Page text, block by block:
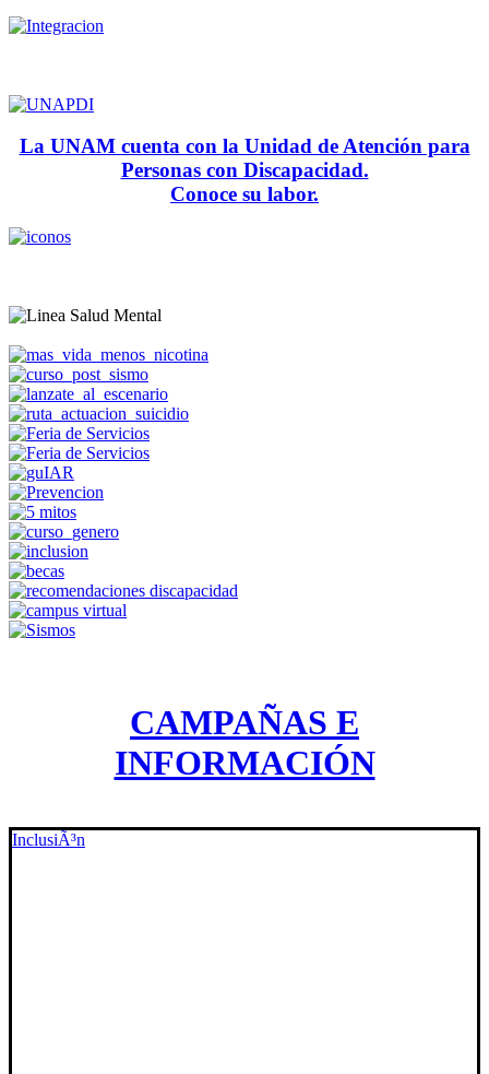
La UNAM cuenta con la Unidad de Atención para
Personas con Discapacidad.
Conoce su labor.
CAMPAÑAS E
INFORMACIÓN
InclusiÃ³n